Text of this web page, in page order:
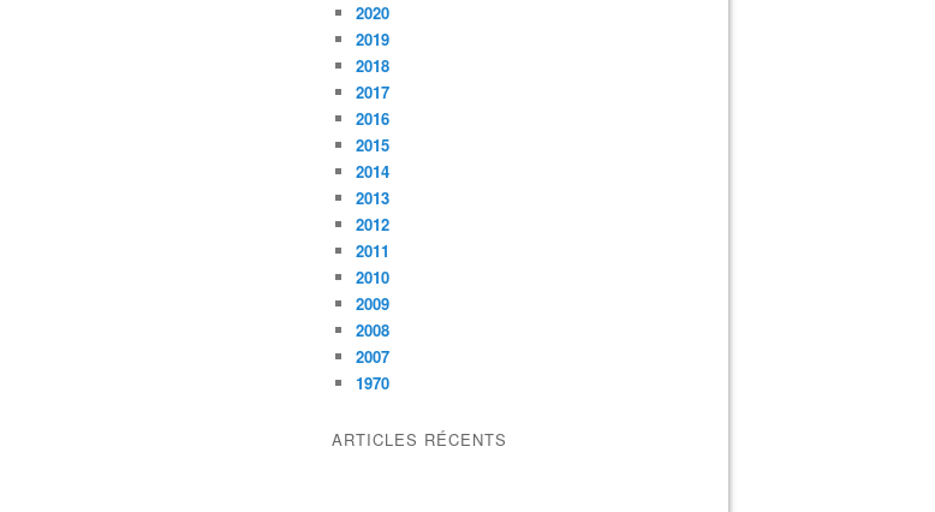
2020
2019
2018
2017
2016
2015
2014
2013
2012
2011
2010
2009
2008
2007
1970
ARTICLES RÉCENTS